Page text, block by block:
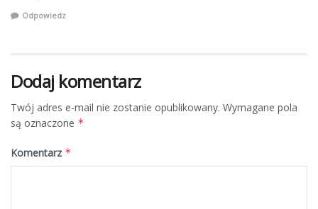
Odpowiedz
Dodaj komentarz
Twój adres e-mail nie zostanie opublikowany. Wymagane pola
są oznaczone *
Komentarz *